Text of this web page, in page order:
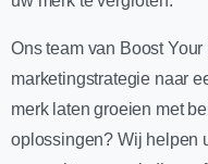
Ons team van Boost
marketingstrategie naar
merk laten groeien met
oplossingen? Wij helpen